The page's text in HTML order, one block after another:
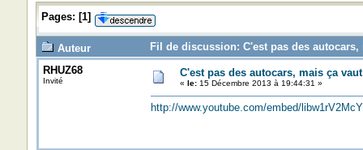
Pages: [1]
Auteur
Fil de discussion: C'est pas des
RHUZ68
Invité
C'est pas des autocars, mais ça
« le:15 Décembre 2013 à 19:44:31 »
http://www.youtube.com/embed/